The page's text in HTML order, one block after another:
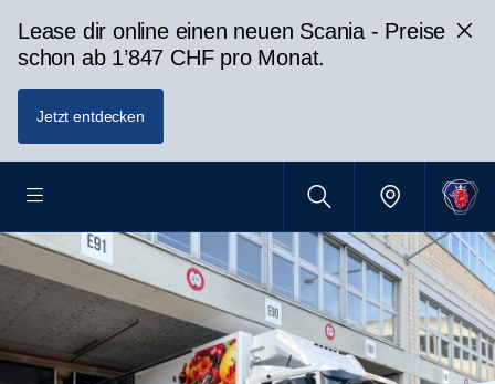
Lease dir online einen neuen Scania - Preise
schon ab 1’847 CHF pro Monat.
Jetzt entdecken